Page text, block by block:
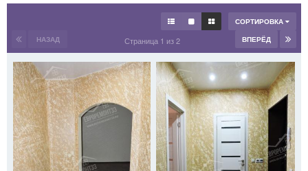
СОРТИРОВКА
НАЗАД
ВПЕРЁД
Страница 1 из 2